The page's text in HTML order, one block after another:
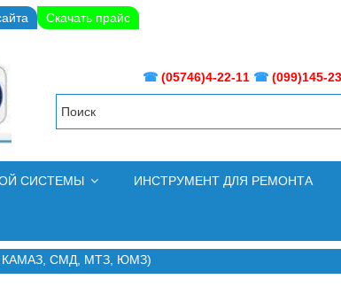
Скачать прайс
☎ (05746)4-22-11 ☎ (099)145-
СИСТЕМЫ ИНСТРУМЕНТ ДЛЯ РЕМОНТА
КАМАЗ, СМД, МТЗ, ЮМЗ)